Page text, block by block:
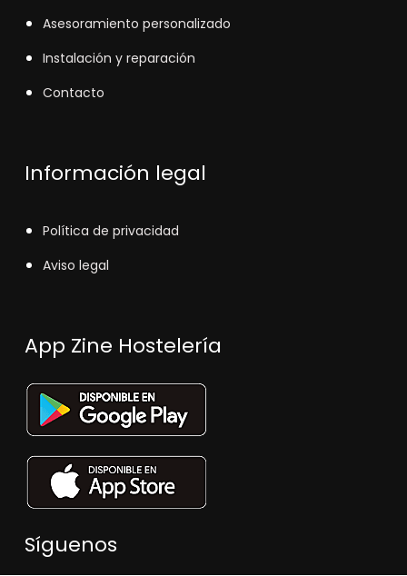
Asesoramiento personalizado
Instalación y reparación
Contacto
Información legal
Política de privacidad
Aviso legal
App Zine Hostelería
Síguenos